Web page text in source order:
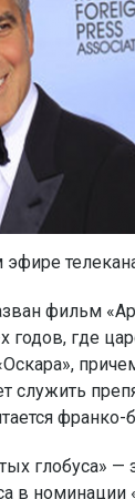
фильм
годов, где
служить
франко-
глобуса»
в